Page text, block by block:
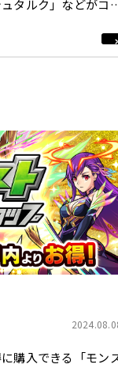
タルク」などがコ
購入できる「モン